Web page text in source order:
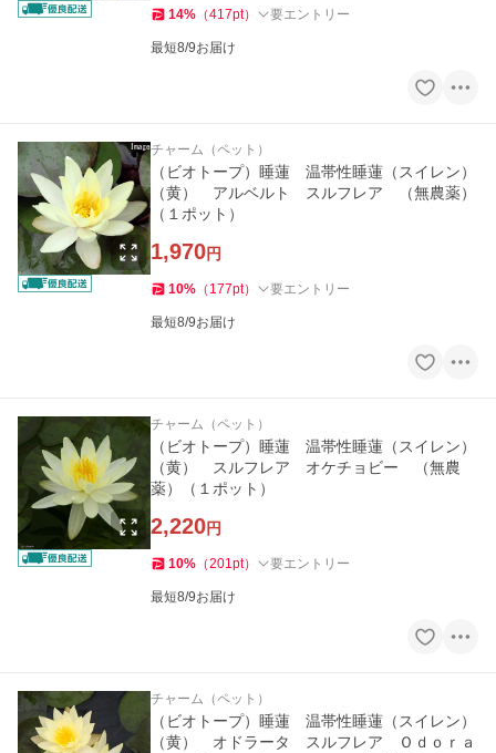
14% （417pt） 要エントリー
最短8/9お届け
チャーム（ペット）
（ビオトープ）睡蓮 温帯性睡蓮（スイレン）
（黄） アルベルト スルフレア （無農薬）
（１ポット）
1,970円
10% （ 177pt） 要エントリー
最短8/9お届け
チャーム（ペット）
（ビオトープ）睡蓮 温帯性睡蓮（スイレン）
（黄） スルフレア オケチョビー （無農
薬）（１ポット）
2,220円
10% （201pt） 要エントリー
最短8/9お届け
チャーム（ペット）
（ビオトープ）睡蓮 温帯性睡蓮（スイレン）
（黄） オドラータ スルフレア Ｏｄｏｒａ